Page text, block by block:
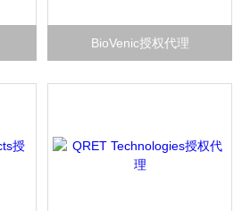
BioVenic授权代理